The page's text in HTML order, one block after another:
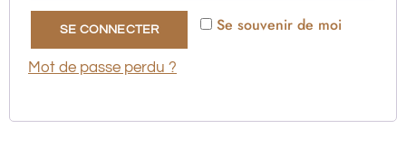
Se souvenir de moi
SE CONNECTER
Mot de passe perdu ?